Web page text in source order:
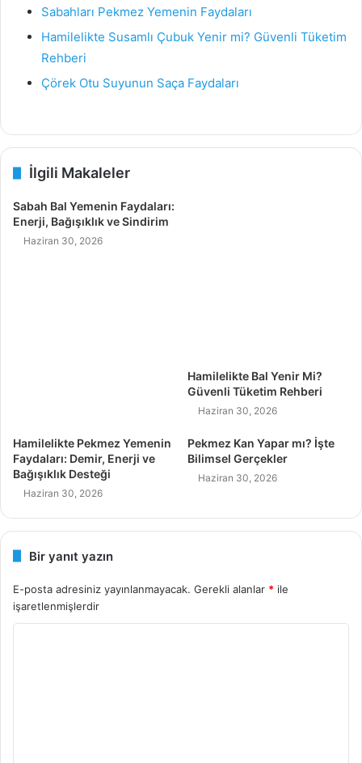
Sabahları Pekmez Yemenin Faydaları
Hamilelikte Susamlı Çubuk Yenir mi? Güvenli Tüketim
Rehberi
Çörek Otu Suyunun Saça Faydaları
İlgili Makaleler
Sabah Bal Yemenin Faydaları:
Enerji, Bağışıklık ve Sindirim
Haziran 30, 2026
Hamilelikte Bal Yenir Mi?
Güvenli Tüketim Rehberi
Haziran 30, 2026
Hamilelikte Pekmez Yemenin
Faydaları: Demir, Enerji ve
Bağışıklık Desteği
Haziran 30, 2026
Pekmez Kan Yapar mı? İşte
Bilimsel Gerçekler
Haziran 30, 2026
Bir yanıt yazın
E-posta adresiniz yayınlanmayacak. Gerekli alanlar * ile
işaretlenmişlerdir